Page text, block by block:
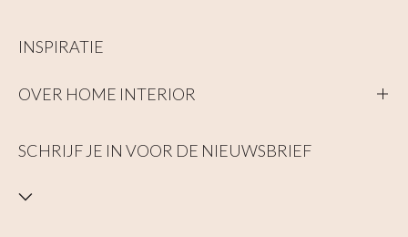
INSPIRATIE
OVER HOME INTERIOR
SCHRIJF JE IN VOOR DE NIEUWSBRIEF